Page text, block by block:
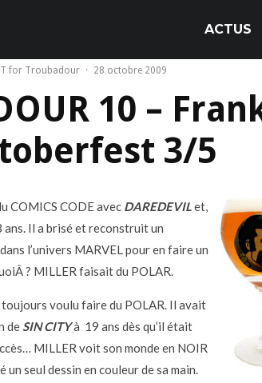
ACTUS
T for Troubadour · 28 octobre 2009
10 –
3/5
COMICS CODE avec DAREDEVILet,
ans. Il a brisé et reconstruit un
l’univers MARVEL pour en faire un
? MILLER faisait du POLAR.
voulu faire du POLAR. Il avait
deSIN CITYà 19 ans dès qu’il était
MILLER voit son monde en NOIR
un seul dessin en couleur de sa main.